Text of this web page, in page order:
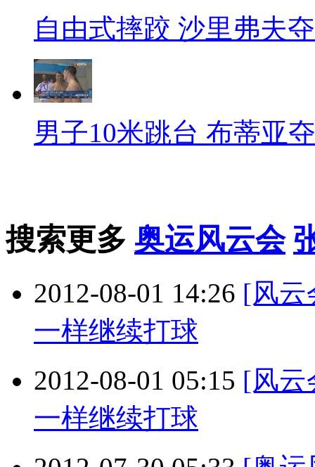
自由式摔跤 沙里弗夫
男子10米跳台 布蒂亚
搜索更多 奥运风云会
2012-08-01 14:26 [风云
一样继续打球
2012-08-01 05:15 [风云
一样继续打球